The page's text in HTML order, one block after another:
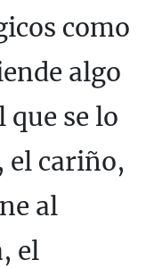
como
algo
que se lo
el cariño,
al
el